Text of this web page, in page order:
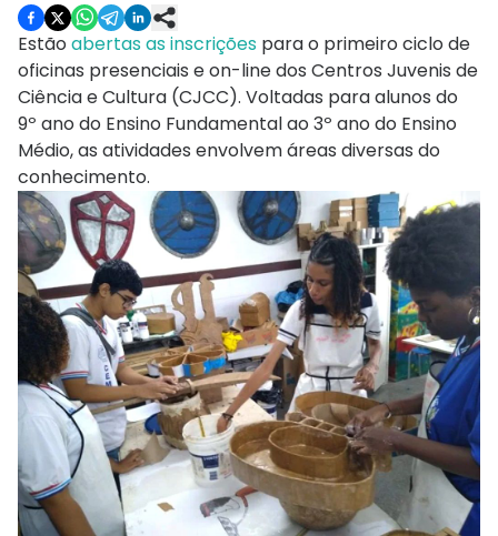
Estão abertas as inscrições para o primeiro ciclo de
oficinas presenciais e on-line dos Centros Juvenis de
Ciência e Cultura (CJCC). Voltadas para alunos do
9º ano do Ensino Fundamental ao 3º ano do Ensino
Médio, as atividades envolvem áreas diversas do
conhecimento.